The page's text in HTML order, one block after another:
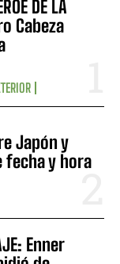
DE LA
Cabeza
Japón y
fecha y hora
Enner